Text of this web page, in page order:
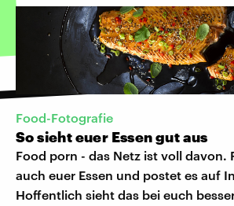
Food-Fotografie
So sieht euer Essen gut aus
Food porn - das Netz ist voll davon.
auch euer Essen und postet es auf
Hoffentlich sieht das bei euch